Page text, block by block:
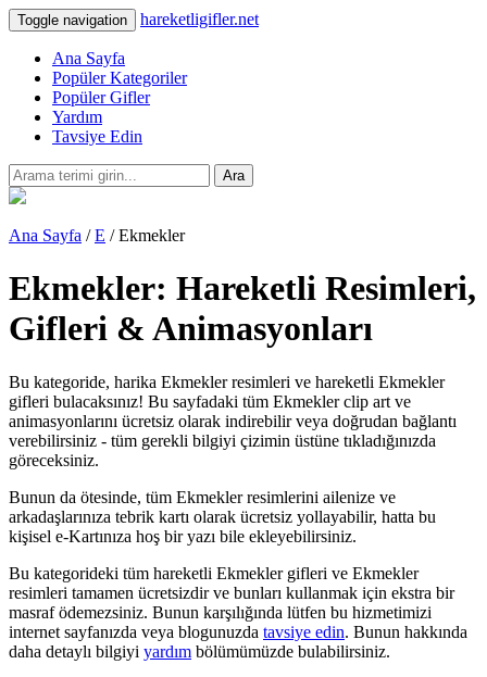
Toggle navigation hareketligifler.net
Ana Sayfa
Popüler Kategoriler
Popüler Gifler
Yardım
Tavsiye Edin
Ara
Ana Sayfa /E / Ekmekler
Ekmekler: Hareketli Resimleri,
Gifleri & Animasyonları
Bu kategoride, harika Ekmekler resimleri ve hareketli Ekmekler
gifleri bulacaksınız! Bu sayfadaki tüm Ekmekler clip art ve
animasyonlarını ücretsiz olarak indirebilir veya doğrudan bağlantı
verebilirsiniz - tüm gerekli bilgiyi çizimin üstüne tıkladığınızda
göreceksiniz.
Bunun da ötesinde, tüm Ekmekler resimlerini ailenize ve
arkadaşlarınıza tebrik kartı olarak ücretsiz yollayabilir, hatta bu
kişisel e-Kartınıza hoş bir yazı bile ekleyebilirsiniz.
Bu kategorideki tüm hareketli Ekmekler gifleri ve Ekmekler
resimleri tamamen ücretsizdir ve bunları kullanmak için ekstra bir
masraf ödemezsiniz. Bunun karşılığında lütfen bu hizmetimizi
internet sayfanızda veya blogunuzda tavsiye edin. Bunun hakkında
daha detaylı bilgiyi yardım bölümümüzde bulabilirsiniz.